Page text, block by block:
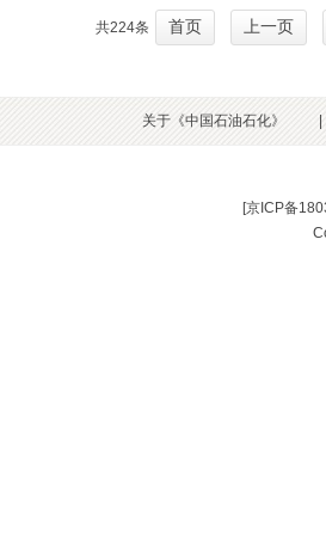
共224条 首页 上一页
关于《中国石油石化》
[京ICP备